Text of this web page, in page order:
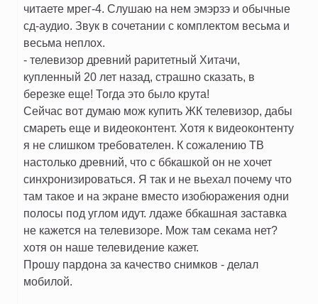
читаете мрег-4. Слушаю на нем эмэрзэ и обычные
сд-аудио. Звук в сочетании с комплектом весьма и
весьма неплох.
- телевизор древний раритетный Хитачи,
купленный 20 лет назад, страшно сказать, в
березке еще! Тогда это было крута!
Сейчас вот думаю мож купить ЖК телевизор, дабы
смареть еще и видеоконтент. Хотя к видеоконтенту
я не слишком требователен. К сожалению ТВ
настолько древний, что с ббкашкой он не хочет
синхронизироваться. Я так и не вьехал почему что
там такое и на экране вместо изобюражения одни
полосы под углом идут. лдаже ббкашная заставка
не кажется на телевизоре. Мож там секама нет?
хотя он наше телевидение кажет.
Прошу пардона за качество снимков - делал
мобилой.